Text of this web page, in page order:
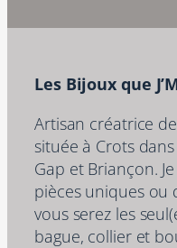
Les Bijoux que
Artisan créatrice
située à Crots
Gap et Briançon.
pièces uniques ou
vous serez les
bague, collier et